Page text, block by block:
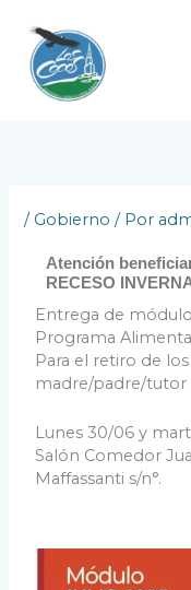
contenido
/ Gobierno / Por
Atención
RECESO
Entrega de
Programa
Para el retiro de
madre/padre/tutor
Lunes 30/06 y
Salón Comedor
Maffassanti s/n°.